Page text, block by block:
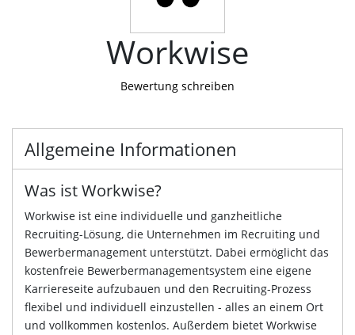
Workwise
Bewertung schreiben
Allgemeine Informationen
Was ist Workwise?
Workwise ist eine individuelle und ganzheitliche
Recruiting-Lösung, die Unternehmen im Recruiting und
Bewerbermanagement unterstützt. Dabei ermöglicht das
kostenfreie Bewerbermanagementsystem eine eigene
Karriereseite aufzubauen und den Recruiting-Prozess
flexibel und individuell einzustellen - alles an einem Ort
und vollkommen kostenlos. Außerdem bietet Workwise